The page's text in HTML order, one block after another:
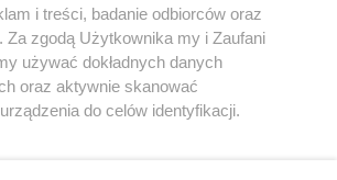
i treści, badanie odbiorców oraz
Za zgodą Użytkownika my i Zaufani
używać dokładnych danych
oraz aktywnie skanować
do celów identyfikacji.